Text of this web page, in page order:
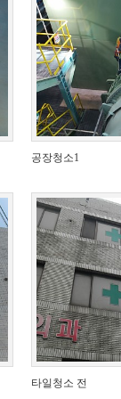
공장청소1
타일청소 전